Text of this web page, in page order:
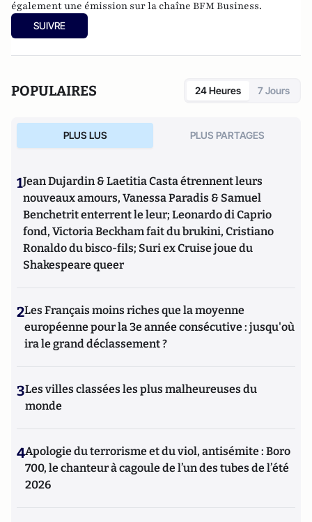
également une émission sur la chaîne BFM Business.
SUIVRE
POPULAIRES 24 Heures 7 Jours
PLUS LUS PLUS PARTAGES
1Jean Dujardin & Laetitia Casta étrennent leurs
nouveaux amours, Vanessa Paradis & Samuel
Benchetrit enterrent le leur; Leonardo di Caprio
fond, Victoria Beckham fait du brukini, Cristiano
Ronaldo du bisco-fils; Suri ex Cruise joue du
Shakespeare queer
2Les Français moins riches que la moyenne
européenne pour la 3e année consécutive : jusqu'où
ira le grand déclassement ?
3Les villes classées les plus malheureuses du
monde
4Apologie du terrorisme et du viol, antisémite : Boro
700, le chanteur à cagoule de l’un des tubes de l’été
2026